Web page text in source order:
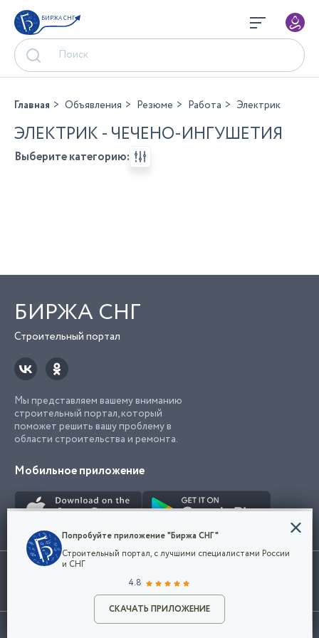
БИРЖА СНГ
Разместить объявление
Главная Объявления Резюме Работа Электрик
ЭЛЕКТРИК - ЧЕЧЕНО-ИНГУШЕТИЯ
Выберите категорию:
БИРЖА СНГ
Строительный портал
Мы представляем вашему вниманию
строительный портал, который
поможет решить вашу проблему в
области строительства и ремонта.
Мобильное приложение
Использование сайта, в том числе подача объявлений, означает
марки представленные на сайте являются собственностью их
©2026Биржа СНГ
Конфиденциальность
Мы используем файлы cookie, чтобы сделать
наш сайт удобным для каждого
Политикой конфиденциальности компании
и принимаете условия использования cookie.
Попробуйте приложение "Биржа СНГ"
Строительный портал, с лучшими специалистами России
и СНГ
4.8
СКАЧАТЬ ПРИЛОЖЕНИЕ